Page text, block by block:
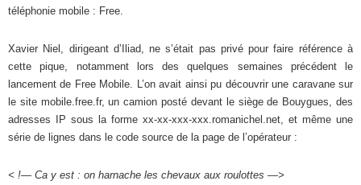
téléphonie mobile : Free.
Xavier Niel, dirigeant d’Iliad, ne s’était pas privé pour faire référence à
cette pique, notamment lors des quelques semaines précédent le
lancement de Free Mobile. L’on avait ainsi pu découvrir une caravane sur
le site mobile.free.fr, un camion posté devant le siège de Bouygues, des
adresses IP sous la forme xx-xx-xxx-xxx.romanichel.net, et même une
série de lignes dans le code source de la page de l’opérateur :
< !— Ca y est : on harnache les chevaux aux roulottes —>